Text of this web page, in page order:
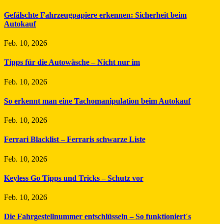
Gefälschte Fahrzeugpapiere erkennen: Sicherheit beim
Autokauf
Feb. 10, 2026
Tipps für die Autowäsche – Nicht nur im
Feb. 10, 2026
So erkennt man eine Tachomanipulation beim Autokauf
Feb. 10, 2026
Ferrari Blacklist – Ferraris schwarze Liste
Feb. 10, 2026
Keyless Go Tipps und Tricks – Schutz vor
Feb. 10, 2026
Die Fahrgestellnummer entschlüsseln – So funktioniert´s